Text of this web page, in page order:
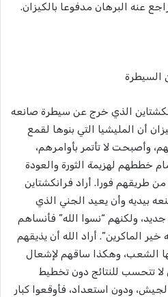
عنه البرهان مدفوعا بالكيزان.
السيطرة
الذي خرج عن سيطرة صانعه
أن المليشيا التي بنوها لقمع
لا تأتمر بأوامرهم،
خططهم لهزيمة الثورة والعودة
طريقهم فورا. أراد فرانكشتاين
بيديه وأن يعيد الجني الذي
ولكنهم “نسوا الله” فأنساهم
خير الماكرين”. أراد الله أن يذيقهم
الشعب، وهكذا ساقهم لإشعال
لا تتحسب للنتائج دون تخطيط
ودون استعداد، فأوقعوا كبار